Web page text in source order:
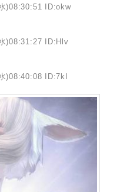
)08:30:51 ID:okw
)08:31:27 ID:Hlv
)08:40:08 ID:7kI